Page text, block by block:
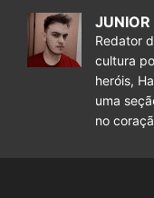
Redator
cultura
heróis,
uma
no